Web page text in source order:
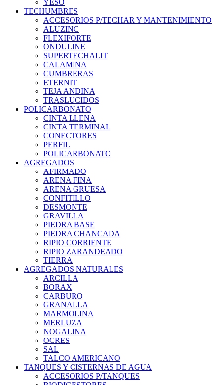
YESO
TECHUMBRES
ACCESORIOS P/TECHAR Y MANTENIMIENTO
ALUZINC
FLEXIFORTE
ONDULINE
SUPERTECHALIT
CALAMINA
CUMBRERAS
ETERNIT
TEJA ANDINA
TRASLUCIDOS
POLICARBONATO
CINTA LLENA
CINTA TERMINAL
CONECTORES
PERFIL
POLICARBONATO
AGREGADOS
AFIRMADO
ARENA FINA
ARENA GRUESA
CONFITILLO
DESMONTE
GRAVILLA
PIEDRA BASE
PIEDRA CHANCADA
RIPIO CORRIENTE
RIPIO ZARANDEADO
TIERRA
AGREGADOS NATURALES
ARCILLA
BORAX
CARBURO
GRANALLA
MARMOLINA
MERLUZA
NOGALINA
OCRES
SAL
TALCO AMERICANO
TANQUES Y CISTERNAS DE AGUA
ACCESORIOS P/TANQUES